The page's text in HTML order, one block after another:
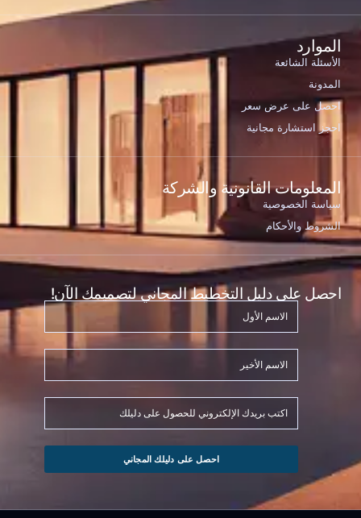
الموارد
الأسئلة الشائعة
المدونة
احصل على عرض سعر
احجز استشارة مجانية
المعلومات القانونية والشركة
سياسة الخصوصية
الشروط والأحكام
احصل على دليل التخطيط المجاني لتصميمك الآن!
احصل على دليلك المجاني